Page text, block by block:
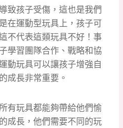
致孩子受傷，這也是我們
在運動型玩具上，孩子可
不代表這類玩具不好！事
學習團隊合作、戰略和協
動玩具可以讓孩子增強自
成長非常重要。
有玩具都能夠帶給他們愉
成長，他們需要不同的玩